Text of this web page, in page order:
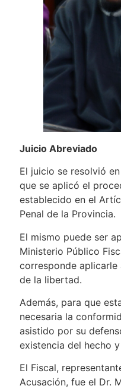
Juicio Abreviado
El juicio se resolvió
que se aplicó el
establecido en el
Penal de la Provincia.
El mismo puede ser
Ministerio Público
corresponde aplicarle
de la libertad.
Además, para que
necesaria la
asistido por su
existencia del hecho
El Fiscal,
Acusación, fue el Dr.